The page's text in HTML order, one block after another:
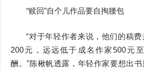
“赎回”自个儿作品要自掏腰包
“对于年轻作者来说，他们的稿
200元，远远低于成名作家500元
酬。”陈楸帆透露，年轻作家要想出